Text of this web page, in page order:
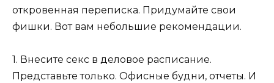
откровенная переписка. Придумайте свои
фишки. Вот вам небольшие рекомендации.
1. Внесите секс в деловое расписание.
Представьте только. Офисные будни, отчеты. И